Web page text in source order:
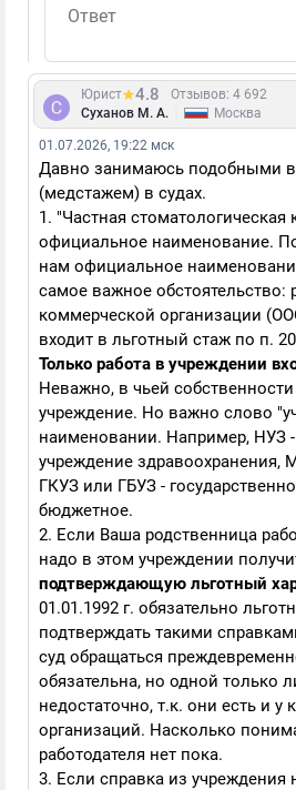
Юрист 4.8
Отзывов: 4 692
Суханов М. А.
Москва
01.07.2026, 19:22 мск
Давно занимаюсь подобными
(медстажем) в судах.
1. "Частная стоматологическая
официальное наименование.
нам официальное
самое важное обстоятельство:
коммерческой организации
входит в льготный стаж по п.
Только работа в учреждении
Неважно, в чьей собственности
учреждение. Но важно слово
наименовании. Например, НУЗ -
учреждение здравоохранения,
ГКУЗ или ГБУЗ -
бюджетное.
2. Если Ваша родственница
надо в этом учреждении
подтверждающую льготный
01.01.1992 г. обязательно
подтверждать такими
суд обращаться
обязательна, но одной только
недостаточно, т.к. они есть и у
организаций. Насколько
работодателя нет пока.
3. Если справка из учреждения